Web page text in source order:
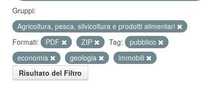
Gruppi:
Agricoltura, pesca, silvicoltura e prodotti alimentari
Formati:
PDF ZIP Tag:
pubblico
economia
geologia
immobili
Risultato del Filtro